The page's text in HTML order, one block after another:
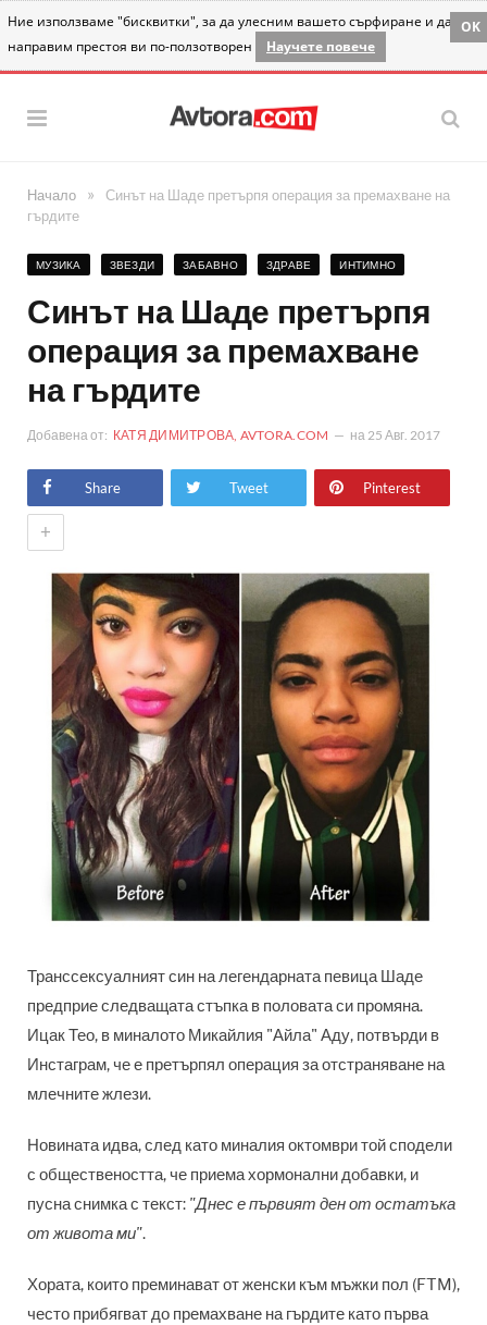
Ние използваме "бисквитки", за да улесним вашето сърфиране и да
направим престоя ви по-ползотворен
Научете повече
OK
Начало »
Синът на Шаде претърпя операция за премахване на
гърдите
МУЗИКА ЗВЕЗДИ ЗАБАВНО ЗДРАВЕ ИНТИМНО
Синът на Шаде претърпя
операция за премахване
на гърдите
Добавена от: КАТЯ ДИМИТРОВА, AVTORA.COM на 25 Авг. 2017
Share Tweet Pinterest
+
Транссексуалният син на легендарната певица Шаде
предприе следващата стъпка в половата си промяна.
Ицак Тео, в миналото Микайлия "Айла" Аду, потвърди в
Инстаграм, че е претърпял операция за отстраняване на
млечните жлези.
Новината идва, след като миналия октомври той сподели
с обществеността, че приема хормонални добавки, и
пусна снимка с текст: "Днес е първият ден от остатъка
от живота ми".
Хората, които преминават от женски към мъжки пол (FTM),
често прибягват до премахване на гърдите като първа